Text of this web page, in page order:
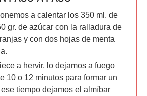
a calentar los 350 ml. de
gr. de azúcar con la ralladura de
y con dos hojas de menta
a hervir, lo dejamos a fuego
10 o 12 minutos para formar un
tiempo dejamos el almíbar